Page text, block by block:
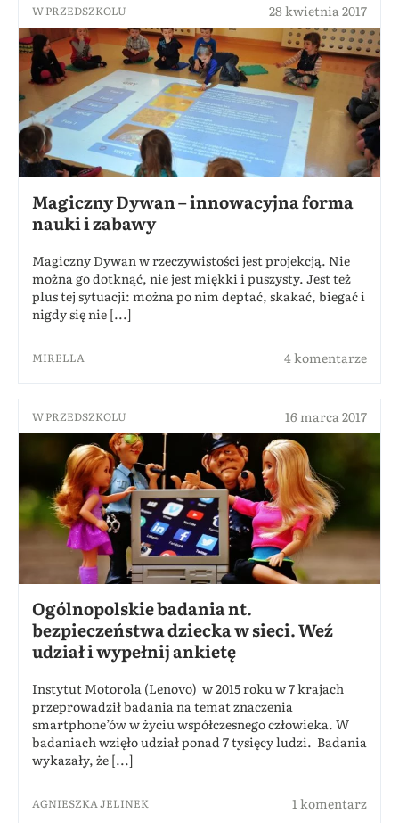
W PRZEDSZKOLU 28 kwietnia 2017
Magiczny Dywan – innowacyjna forma
nauki i zabawy
Magiczny Dywan w rzeczywistości jest projekcją. Nie
można go dotknąć, nie jest miękki i puszysty. Jest też
plus tej sytuacji: można po nim deptać, skakać, biegać i
nigdy się nie [...]
MIRELLA 4 komentarze
W PRZEDSZKOLU 16 marca 2017
Ogólnopolskie badania nt.
bezpieczeństwa dziecka w sieci. Weź
udział i wypełnij ankietę
Instytut Motorola (Lenovo) w 2015 roku w 7 krajach
przeprowadził badania na temat znaczenia
smartphone’ów w życiu współczesnego człowieka. W
badaniach wzięło udział ponad 7 tysięcy ludzi. Badania
wykazały, że [...]
AGNIESZKA JELINEK 1 komentarz